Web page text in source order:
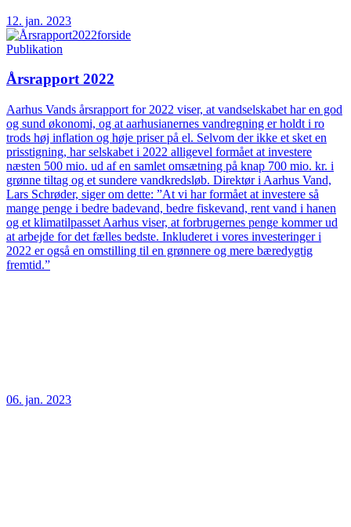
12. jan. 2023
Publikation
Årsrapport 2022
Aarhus Vands årsrapport for 2022 viser, at vandselskabet har en god
og sund økonomi, og at aarhusianernes vandregning er holdt i ro
trods høj inflation og høje priser på el. Selvom der ikke et sket en
prisstigning, har selskabet i 2022 alligevel formået at investere
næsten 500 mio. ud af en samlet omsætning på knap 700 mio. kr. i
grønne tiltag og et sundere vandkredsløb. Direktør i Aarhus Vand,
Lars Schrøder, siger om dette: ”At vi har formået at investere så
mange penge i bedre badevand, bedre fiskevand, rent vand i hanen
og et klimatilpasset Aarhus viser, at forbrugernes penge kommer ud
at arbejde for det fælles bedste. Inkluderet i vores investeringer i
2022 er også en omstilling til en grønnere og mere bæredygtig
fremtid.”
06. jan. 2023